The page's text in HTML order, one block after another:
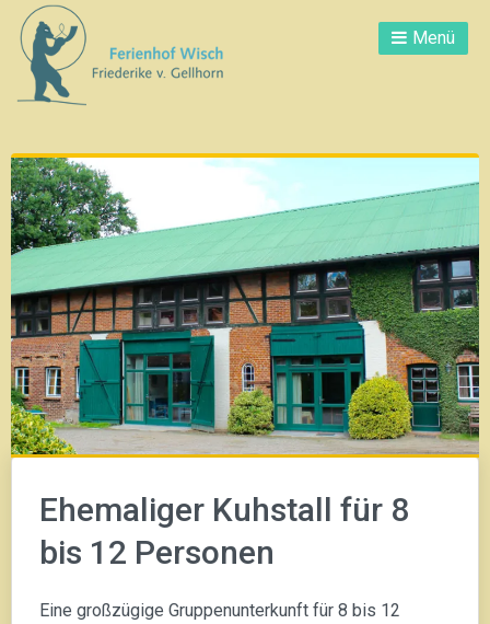
Direkt
zum
Inhalt
Menü
Ehemaliger Kuhstall für 8
bis 12 Personen
Eine großzügige Gruppenunterkunft für 8 bis 12